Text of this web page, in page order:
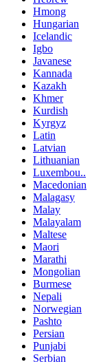
Hmong
Hungarian
Icelandic
Igbo
Javanese
Kannada
Kazakh
Khmer
Kurdish
Kyrgyz
Latin
Latvian
Lithuanian
Luxembou..
Macedonian
Malagasy
Malay
Malayalam
Maltese
Maori
Marathi
Mongolian
Burmese
Nepali
Norwegian
Pashto
Persian
Punjabi
Serbian